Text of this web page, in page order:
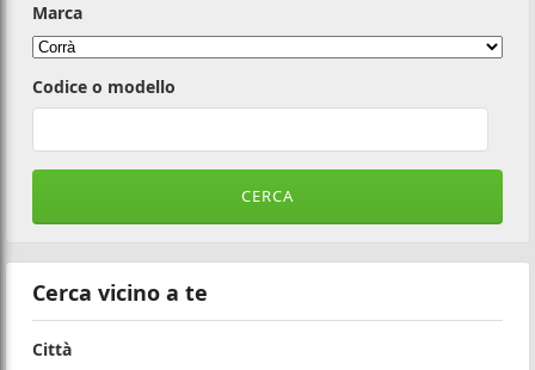
Marca
Codice o modello
Cerca vicino a te
Città